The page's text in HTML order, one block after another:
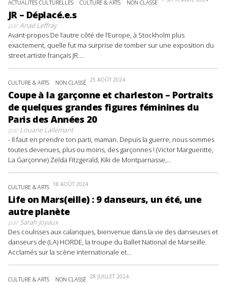
ACTUALITÉS CULTURELLES CULTURE & ARTS NON CLASSÉ
JR – Déplacé.e.s
parAnaë Leffray
Avant-propos De l’autre côté de l’Europe, à Stockholm plus
exactement, quelle fut ma surprise de tomber sur une exposition du
street artiste français JR....
CULTURE & ARTS NON CLASSÉ 25 AOÛT 2024
Coupe à la garçonne et charleston – Portraits
de quelques grandes figures féminines du
Paris des Années 20
parLouane Lallemant
- Il faut en prendre ton parti, maman. Depuis la guerre, nous sommes
toutes devenues, plus ou moins, des garçonnes ! (Victor Margueritte,
La Garçonne) Zelda Fitzgerald, Kiki de Montparnasse,...
CULTURE & ARTS 18 AOÛT 2024
Life on Mars(eille) : 9 danseurs, un été, une
autre planète
parSarah Joyaux
Des coulisses aux calanques, bienvenue dans la vie des danseuses et
danseurs de (LA) HORDE, la troupe du Ballet National de Marseille.
Acclamés sur la scène internationale et...
CULTURE & ARTS NON CLASSÉ 28 JUILLET 2024